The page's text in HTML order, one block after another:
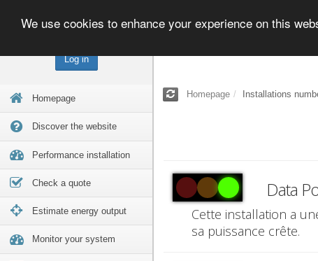
Log in
Homepage
Discover the website
Performance installation
Check a quote
Estimate energy output
Monitor your system
We use cookies to enhance your experience on this
Homepage Installations
Data
Cette installation a
sa puissance crête.